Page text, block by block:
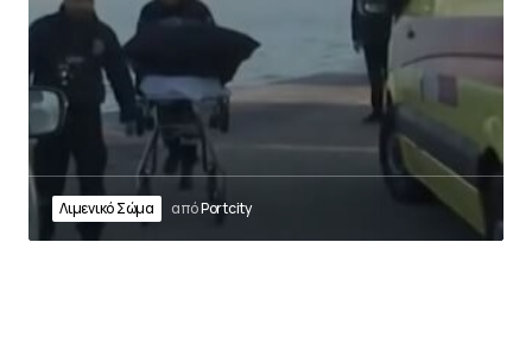
Λιμενικό Σώμα απόPortcity